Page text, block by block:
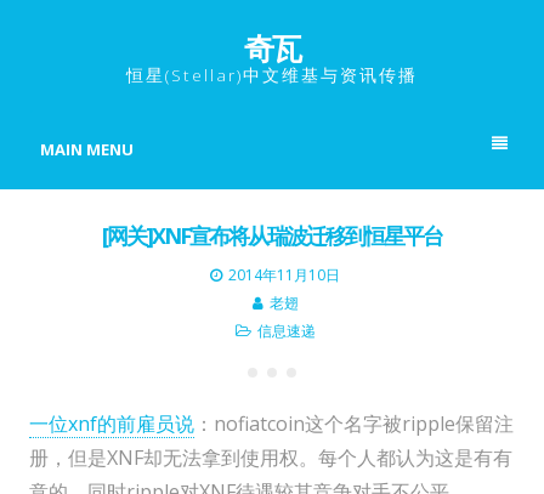
奇瓦
恒星(Stellar)中文维基与资讯传播
MAIN MENU
[网关]XNF宣布将从瑞波迁移到恒星平台
2014年11月10日
老翅
信息速递
一位xnf的前雇员说 ：nofiatcoin这个名字被ripple保留注
册，但是XNF却无法拿到使用权。每个人都认为这是有有